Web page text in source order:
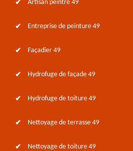
Artisan peintre 49
Entreprise de peinture 49
Façadier 49
Hydrofuge de façade 49
Hydrofuge de toiture 49
Nettoyage de terrasse 49
Nettoyage de toiture 49